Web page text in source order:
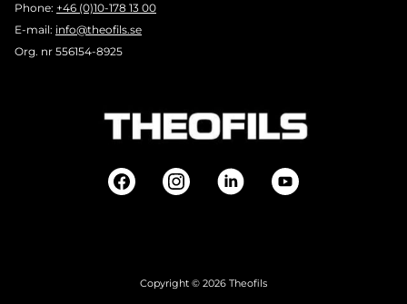
Phone: +46 (0)10-178 13 00
E-mail: info@theofils.se
Org. nr 556154-8925
Copyright © 2026 Theofils